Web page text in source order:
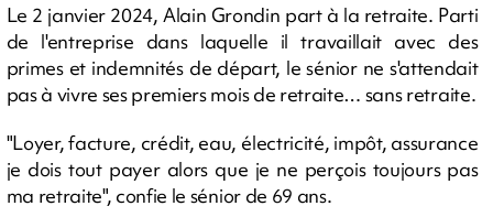
Le 2 janvier 2024, Alain Grondin part à la retraite. Parti
de l'entreprise dans laquelle il travaillait avec des
primes et indemnités de départ, le sénior ne s'attendait
pas à vivre ses premiers mois de retraite… sans retraite.
"Loyer, facture, crédit, eau, électricité, impôt, assurance
je dois tout payer alors que je ne perçois toujours pas
ma retraite", confie le sénior de 69 ans.